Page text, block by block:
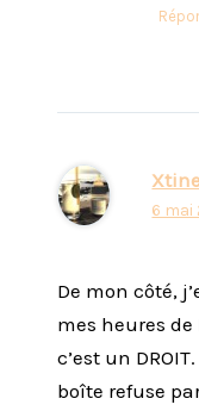
6 mai
De mon côté,
mes heures de
c’est un
boîte refuse